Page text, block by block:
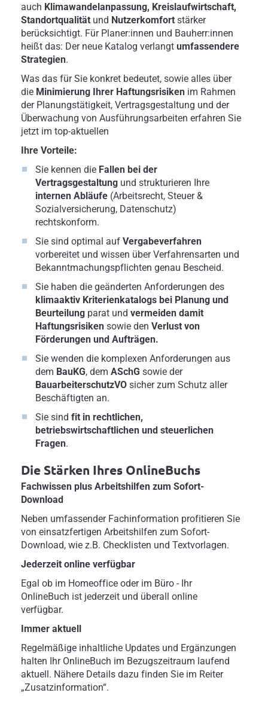
auch Klimawandelanpassung, Kreislaufwirtschaft,
Standortqualität und Nutzerkomfort stärker
berücksichtigt. Für Planer:innen und Bauherr:innen
heißt das: Der neue Katalog verlangt umfassendere
Strategien.
Was das für Sie konkret bedeutet, sowie alles über
die Minimierung Ihrer Haftungsrisiken im Rahmen
der Planungstätigkeit, Vertragsgestaltung und der
Überwachung von Ausführungsarbeiten erfahren Sie
jetzt im top-aktuellen
Ihre Vorteile:
Sie kennen die Fallen bei der
Vertragsgestaltung und strukturieren Ihre
internen Abläufe (Arbeitsrecht, Steuer &
Sozialversicherung, Datenschutz)
rechtskonform.
Sie sind optimal auf Vergabeverfahren
vorbereitet und wissen über Verfahrensarten und
Bekanntmachungspflichten genau Bescheid.
Sie haben die geänderten Anforderungen des
klimaaktiv Kriterienkatalogs bei Planung und
Beurteilung parat und vermeiden damit
Haftungsrisiken sowie den Verlust von
Förderungen und Aufträgen.
Sie wenden die komplexen Anforderungen aus
dem BauKG, dem ASchG sowie der
BauarbeiterschutzVO sicher zum Schutz aller
Beschäftigten an.
Sie sind fit in rechtlichen,
betriebswirtschaftlichen und steuerlichen
Fragen.
Die Stärken Ihres OnlineBuchs
Fachwissen plus Arbeitshilfen zum Sofort-
Download
Neben umfassender Fachinformation profitieren Sie
von einsatzfertigen Arbeitshilfen zum Sofort-
Download, wie z.B. Checklisten und Textvorlagen.
Jederzeit online verfügbar
Egal ob im Homeoffice oder im Büro - Ihr
OnlineBuch ist jederzeit und überall online
verfügbar.
Immer aktuell
Regelmäßige inhaltliche Updates und Ergänzungen
halten Ihr OnlineBuch im Bezugszeitraum laufend
aktuell. Nähere Details dazu finden Sie im Reiter
„Zusatzinformation“.